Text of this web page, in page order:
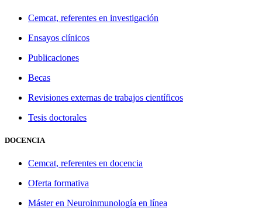
Cemcat, referentes en investigación
Ensayos clínicos
Publicaciones
Becas
Revisiones externas de trabajos científicos
Tesis doctorales
DOCENCIA
Cemcat, referentes en docencia
Oferta formativa
Máster en Neuroinmunología en línea